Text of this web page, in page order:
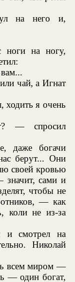
на него и,
ноги на ногу,
чай, а Игнат
я очень
— спросил
даже богачи
берут... Они
своей кровью
сами и
чтобы не
— как
коли не из-за
и смотрел на
Николай
всем миром —
— один богат,